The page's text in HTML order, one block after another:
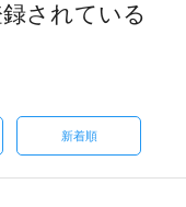
録されている
新着順